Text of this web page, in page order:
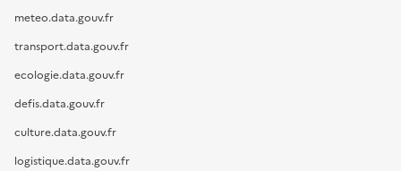
meteo.data.gouv.fr
transport.data.gouv.fr
ecologie.data.gouv.fr
defis.data.gouv.fr
culture.data.gouv.fr
logistique.data.gouv.fr